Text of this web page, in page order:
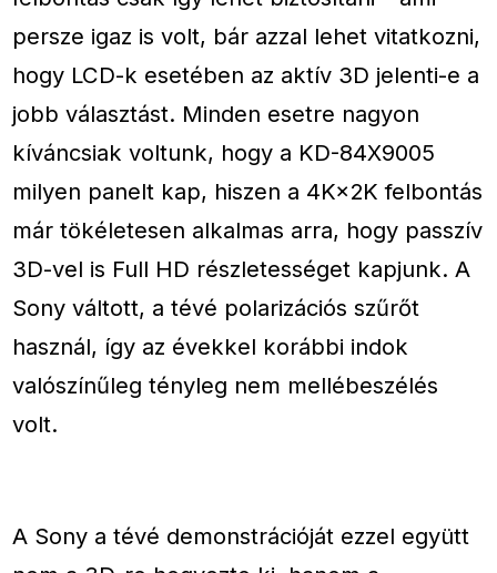
persze igaz is volt, bár azzal lehet vitatkozni,
hogy LCD-k esetében az aktív 3D jelenti-e a
jobb választást. Minden esetre nagyon
kíváncsiak voltunk, hogy a KD-84X9005
milyen panelt kap, hiszen a 4K×2K felbontás
már tökéletesen alkalmas arra, hogy passzív
3D-vel is Full HD részletességet kapjunk. A
Sony váltott, a tévé polarizációs szűrőt
használ, így az évekkel korábbi indok
valószínűleg tényleg nem mellébeszélés
volt.
A Sony a tévé demonstrációját ezzel együtt